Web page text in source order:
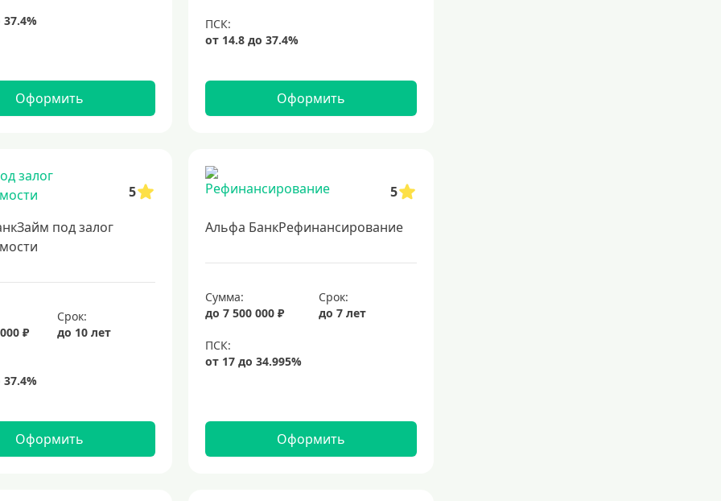
Оформить Оформить
5
под залог
₽
Срок:
до 10 лет
Оформить
5
Альфа БанкРефинансирование
Сумма:
до 7 500 000 ₽
Срок:
до 7 лет
Оформить